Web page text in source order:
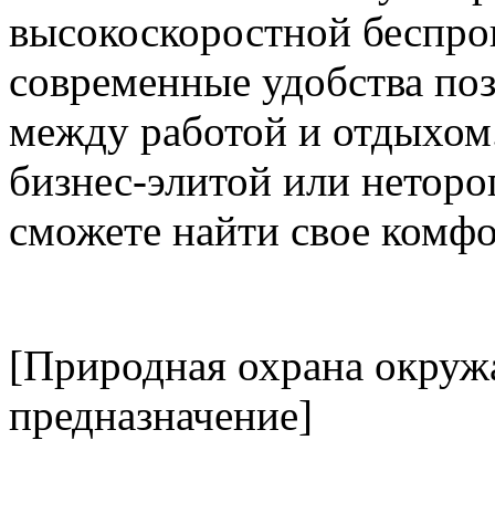
высокоскоростной
современные удобства
между работой и
бизнес-элитой или
сможете найти свое
[Природная охрана
предназначение]